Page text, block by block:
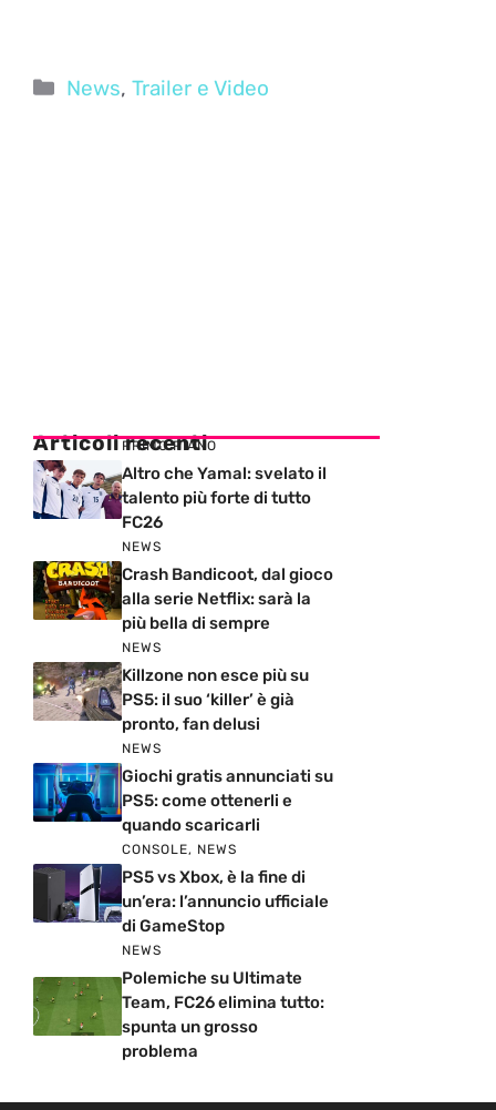
Categorie
News,Trailer e Video
Articoli recenti
PRIMO PIANO
Altro che Yamal: svelato il
talento più forte di tutto
FC26
NEWS
Crash Bandicoot, dal gioco
alla serie Netflix: sarà la
più bella di sempre
NEWS
Killzone non esce più su
PS5: il suo ‘killer’ è già
pronto, fan delusi
NEWS
Giochi gratis annunciati su
PS5: come ottenerli e
quando scaricarli
CONSOLE, NEWS
PS5 vs Xbox, è la fine di
un’era: l’annuncio ufficiale
di GameStop
NEWS
Polemiche su Ultimate
Team, FC26 elimina tutto:
spunta un grosso
problema